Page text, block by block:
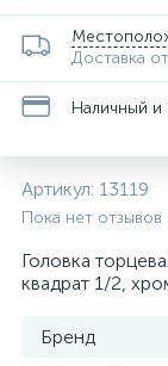
Доставка от
Наличный и
Артикул: 13119
Пока нет отзывов
Головка
квадрат 1/2,
Бренд